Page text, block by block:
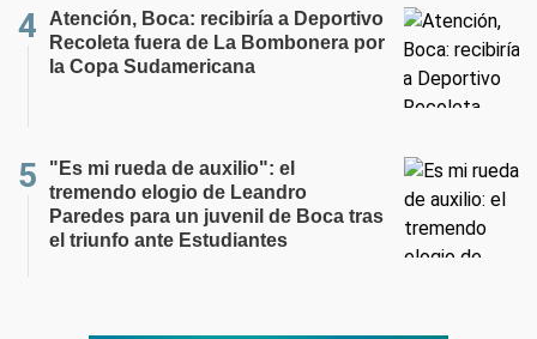
Atención, Boca: recibiría a Deportivo
Recoleta fuera de La Bombonera por
la Copa Sudamericana
"Es mi rueda de auxilio": el
tremendo elogio de Leandro
Paredes para un juvenil de Boca tras
el triunfo ante Estudiantes